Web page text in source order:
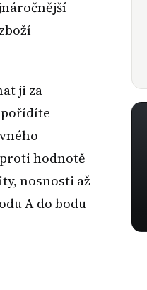
ji za
hodnotě
nosnosti až
A do bodu